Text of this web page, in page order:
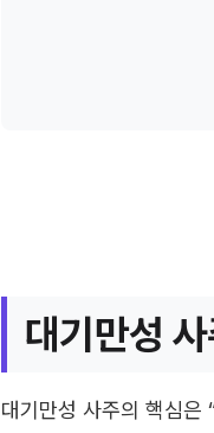
대기만성
대기만성 사주의 핵심은